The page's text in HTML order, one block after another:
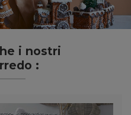
i nostri
: